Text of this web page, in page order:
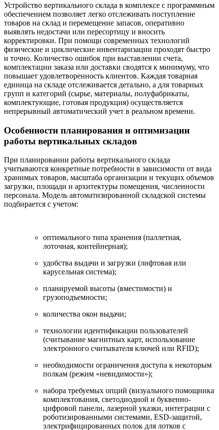
Устройство вертикального склада в комплексе с программным
обеспечением позволяет легко отслеживать поступление
товаров на склад и перемещение запасов, оперативно
выявлять недостачи или пересортицу и вносить
корректировки. При помощи современных технологий
физические и циклические инвентаризации проходят быстро
и точно. Количество ошибок при выставлении счета,
комплектации заказа или доставки сводятся к минимуму, что
повышает удовлетворенность клиентов. Каждая товарная
единица на складе отслеживается детально, а для товарных
групп и категорий (сырье, материалы, полуфабрикаты,
комплектующие, готовая продукция) осуществляется
непрерывный автоматический учет в реальном времени.
Особенности планирования и оптимизации
работы вертикальных складов
При планировании работы вертикального склада
учитываются конкретные потребности в зависимости от вида
хранимых товаров, масштаба организации и текущих объемов
загрузки, площади и архитектуры помещения, численности
персонала. Модель автоматизированной складской системы
подбирается с учетом:
оптимального типа хранения (паллетная,
лоточная, контейнерная);
удобства выдачи и загрузки (лифтовая или
карусельная система);
планируемой высоты (вместимости) и
грузоподъемности;
количества окон выдачи;
технологии идентификации пользователей
(считывание магнитных карт, использование
электронного считывателя ключей или RFID);
необходимости ограничения доступа к некоторым
полкам (режим «невидимости»);
набора требуемых опций (визуального помощника
комплектования, светодиодной и буквенно-
цифровой панели, лазерной указки, интеграции с
роботизированными системами, ESD-защитой,
электрифицированных полок для лотков с